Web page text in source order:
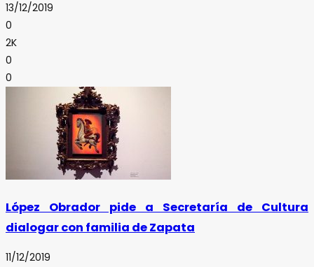
13/12/2019
0
2K
0
0
López Obrador pide a Secretaría de Cultura
dialogar con familia de Zapata
11/12/2019